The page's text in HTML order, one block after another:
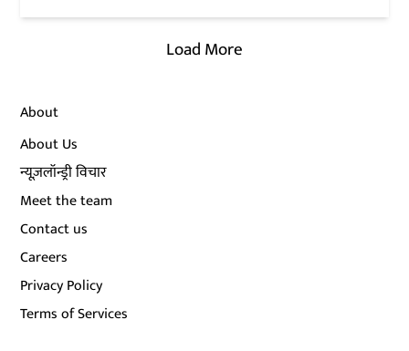
Load More
About
About Us
न्यूज़लॉन्ड्री विचार
Meet the team
Contact us
Careers
Privacy Policy
Terms of Services